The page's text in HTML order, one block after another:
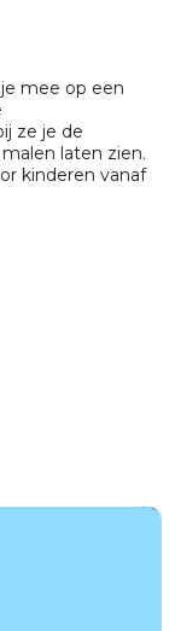
mee op een
ze je de
laten zien.
kinderen vanaf